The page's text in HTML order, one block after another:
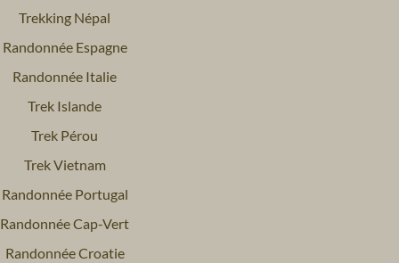
Trekking Népal
Randonnée Espagne
Randonnée Italie
Trek Islande
Trek Pérou
Trek Vietnam
Randonnée Portugal
Randonnée Cap-Vert
Randonnée Croatie